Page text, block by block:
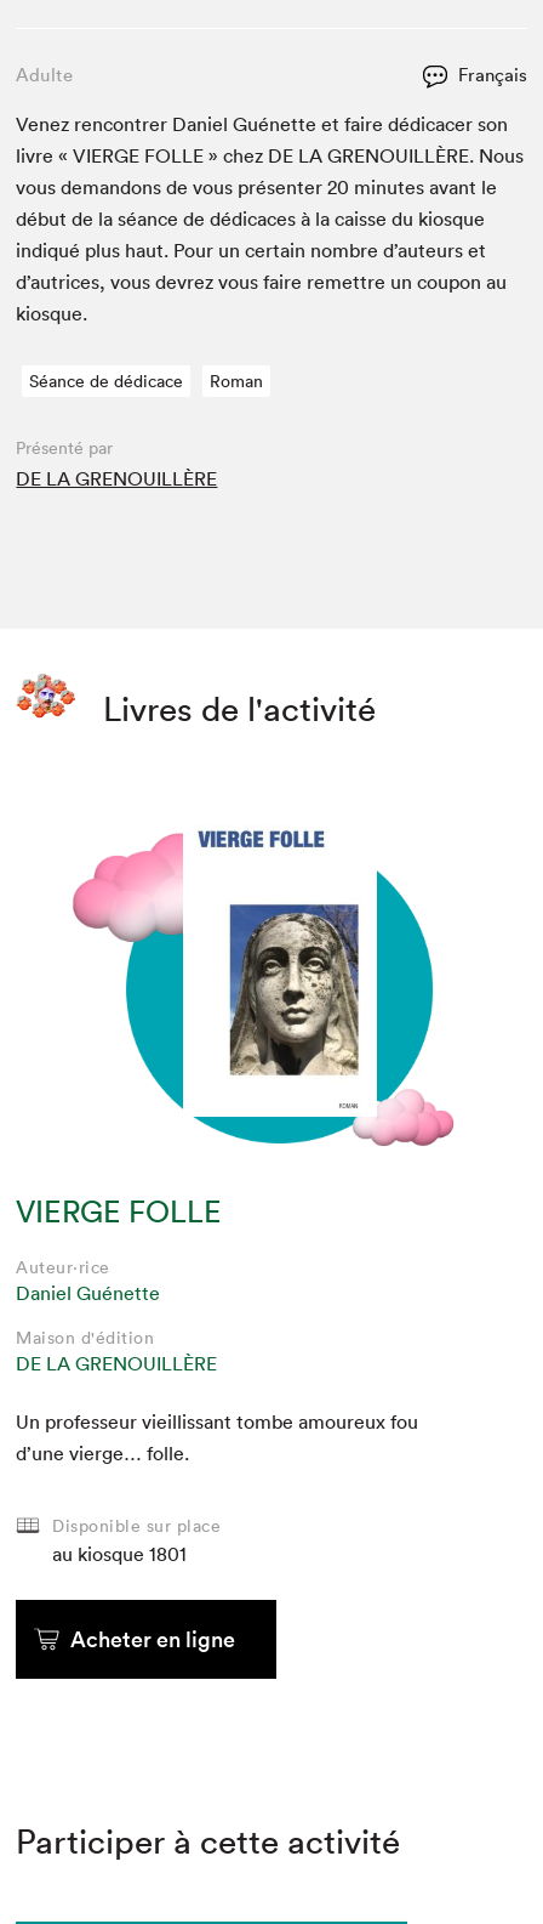
Adulte Français
Venez ren­con­tr­er Daniel Guénette et faire dédi­cac­er son
livre «VIERGE FOLLE » chez DE LA GRENOUIL­LÈRE. Nous
vous deman­dons de vous présen­ter20 min­utes avant le
début de la séance de dédi­caces à la caisse du kiosque
indiqué plus haut. Pour un cer­tain nom­bre d’auteurs et
d’autrices, vous devrez vous faire remet­tre un coupon au
kiosque.
Séance de dédicace Roman
Présenté par
DE LA GRENOUILLÈRE
Livres de l'activité
VIERGE FOLLE
Auteur·rice
Daniel Guénette
Maison d'édition
DE LA GRENOUILLÈRE
Un pro­fesseur vieil­lis­sant tombe amoureux fou
d’une vierge… folle.
Disponible sur place
au kiosque 1801
Acheter en ligne
Participer à cette activité